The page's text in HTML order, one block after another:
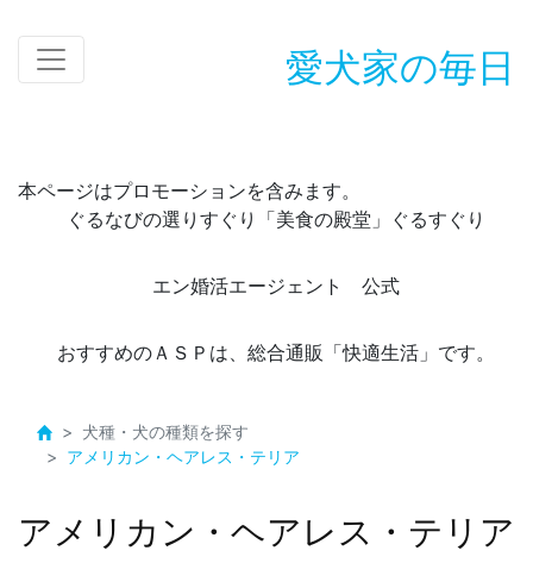
愛犬家の毎日
本ページはプロモーションを含みます。
ぐるなびの選りすぐり「美食の殿堂」ぐるすぐり
エン婚活エージェント 公式
おすすめのＡＳＰは、総合通販「快適生活」です。
犬種・犬の種類を探す
アメリカン・ヘアレス・テリア
アメリカン・ヘアレス・テリア